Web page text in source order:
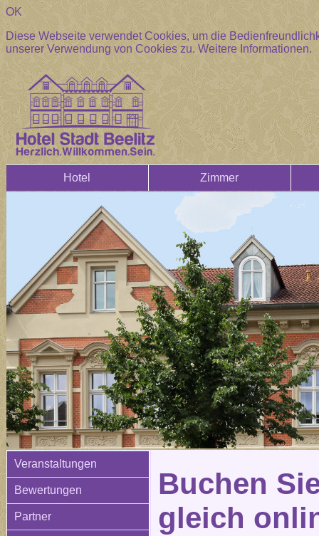
OK
Diese Webseite verwendet Cookies, um die
unserer Verwendung von Cookies zu.Weitere Informationen.
Hotel Zimmer
Veranstaltungen
Bewertungen
Partner
Buchen
gleich